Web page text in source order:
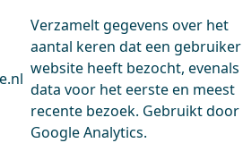
Verzamelt gegevens over het
aantal keren dat een
website heeft bezocht, evenals
data voor het eerste en meest
recente bezoek. Gebruikt door
Google Analytics.